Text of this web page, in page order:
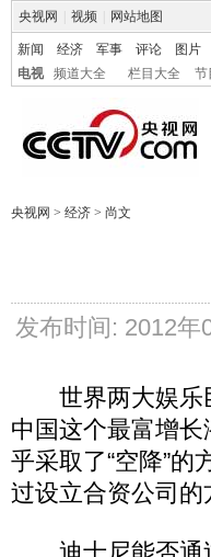
央视网 视频 网站地图
新闻 经济 军事 评论 图片
电视
频道大全 栏目大全 节
央视网 > 经济 > 尚文
发布时间: 2012年
世界两大娱乐
中国这个最富增
乎采取了“空降”的
过设立合资公司